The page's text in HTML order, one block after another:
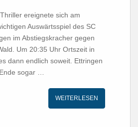
ereignete sich am
Auswärtsspiel des SC
im Abstiegskracher gegen
Um 20:35 Uhr Ortszeit in
dann endlich soweit. Ettringen
sogar …
WEITERLESEN